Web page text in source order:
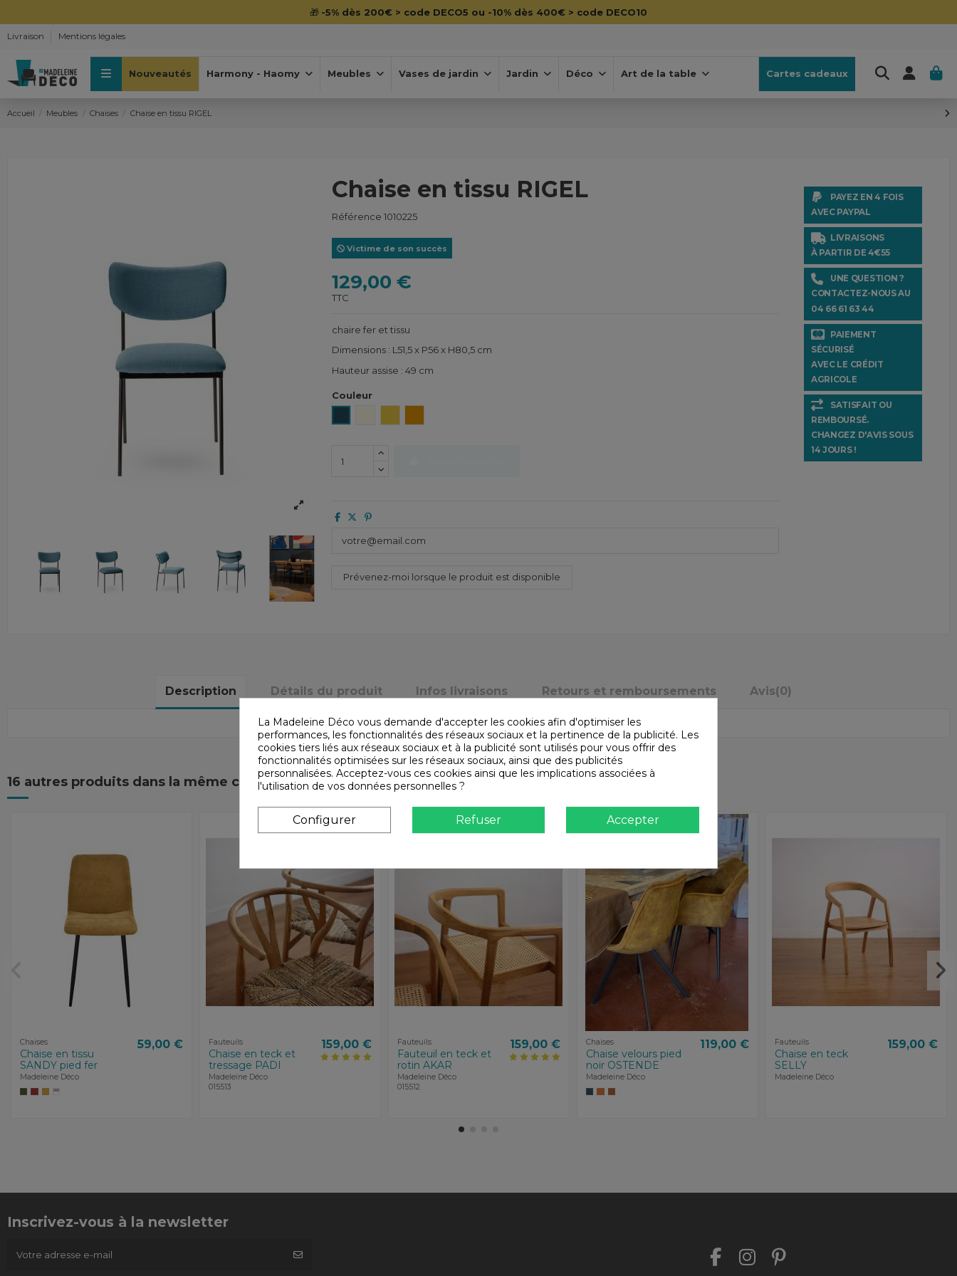
🎁 -5% dès 200€ > code DECO5 ou -10% dès 400€ > code DECO10
Livraison Mentions légales
Nouveautés Harmony - Haomy Meubles Vases de jardin Jardin Déco Art de la table Cartes cadeaux
Accueil Meubles Chaises Chaise en tissu RIGEL
Chaise en tissu RIGEL
Référence 1010225
Victime de son succès
129,00 €
TTC
chaire fer et tissu
Dimensions : L51,5 x P56 x H80,5 cm
Hauteur assise : 49 cm
Couleur
PAYEZ EN 4 FOIS
AVEC PAYPAL
LIVRAISONS
À PARTIR DE 4€55
UNE QUESTION ?
CONTACTEZ-NOUS AU
04 66 61 63 44
PAIEMENT
SÉCURISÉ
AVEC LE CRÉDIT
AGRICOLE
SATISFAIT OU
REMBOURSÉ.
CHANGEZ D'AVIS SOUS
14 JOURS !
Description Détails du produit Infos livraisons Retours et remboursements Avis(0)
16 autres produits dans la même catégorie :
Chaises
Chaise en tissu
SANDY pied fer
Madeleine Déco
59,00 € Fauteuils
Chaise en teck et
tressage PADI
Madeleine Déco
015513
159,00 € Fauteuils
Fauteuil en teck et
rotin AKAR
Madeleine Déco
015512
159,00 € Chaises
Chaise velours pied
noir OSTENDE
Madeleine Déco
119,00 € Fauteuils
Chaise en teck
SELLY
Madeleine Déco
159,00 €
Inscrivez-vous à la newsletter
La Madeleine Déco vous demande d'accepter les cookies afin d'optimiser les
performances, les fonctionnalités des réseaux sociaux et la pertinence de la publicité. Les
cookies tiers liés aux réseaux sociaux et à la publicité sont utilisés pour vous offrir des
fonctionnalités optimisées sur les réseaux sociaux, ainsi que des publicités
personnalisées. Acceptez-vous ces cookies ainsi que les implications associées à
l'utilisation de vos données personnelles ?
Configurer Refuser Accepter